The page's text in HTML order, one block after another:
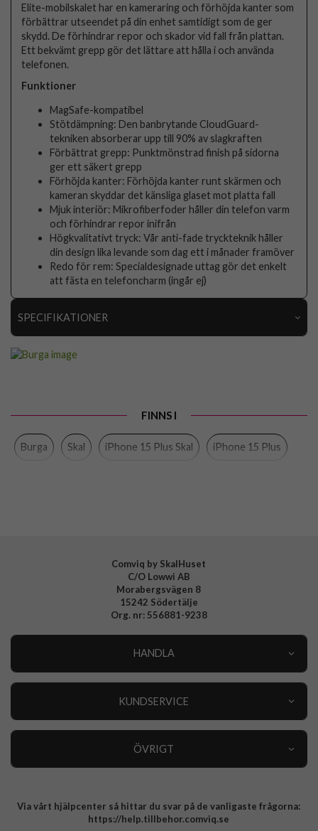
Elite-mobilskalet har en kameraring och förhöjda kanter som
förbättrar utseendet på din enhet samtidigt som de ger
skydd. De förhindrar repor och skador vid fall från plattan.
Ett bekvämt grepp gör det lättare att hålla i och använda
telefonen.
Funktioner
MagSafe-kompatibel
Stötdämpning: Den banbrytande CloudGuard-
tekniken absorberar upp till 90% av slagkraften
Förbättrat grepp: Punktmönstrad finish på sidorna
ger ett säkert grepp
Förhöjda kanter: Förhöjda kanter runt skärmen och
kameran skyddar det känsliga glaset mot platta fall
Mjuk interiör: Mikrofiberfoder håller din telefon varm
och förhindrar repor inifrån
Högkvalitativt tryck: Vår anti-fade tryckteknik håller
din design lika levande som dag ett i månader framöver
Redo för rem: Specialdesignade uttag gör det enkelt
att fästa en telefoncharm (ingår ej)
SPECIFIKATIONER
Färg Flerfärgad
FINNS I
Burga Skal iPhone 15 Plus Skal iPhone 15 Plus
Comviq by SkalHuset
C/O Lowwi AB
Morabergsvägen 8
15242 Södertälje
Org. nr: 556881-9238
HANDLA
KUNDSERVICE
ÖVRIGT
Integritetspolicy
Via vårt hjälpcenter så hittar du svar på de vanligaste frågorna:
https://help.tillbehor.comviq.se